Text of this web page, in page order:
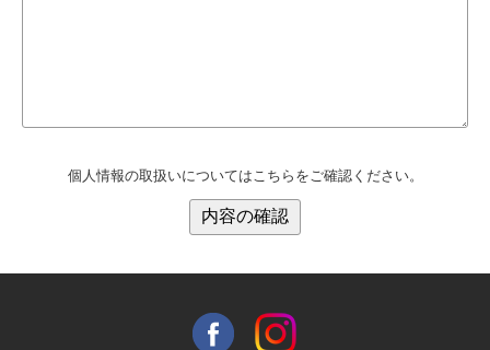
個人情報の取扱いについてはこちらをご確認ください。